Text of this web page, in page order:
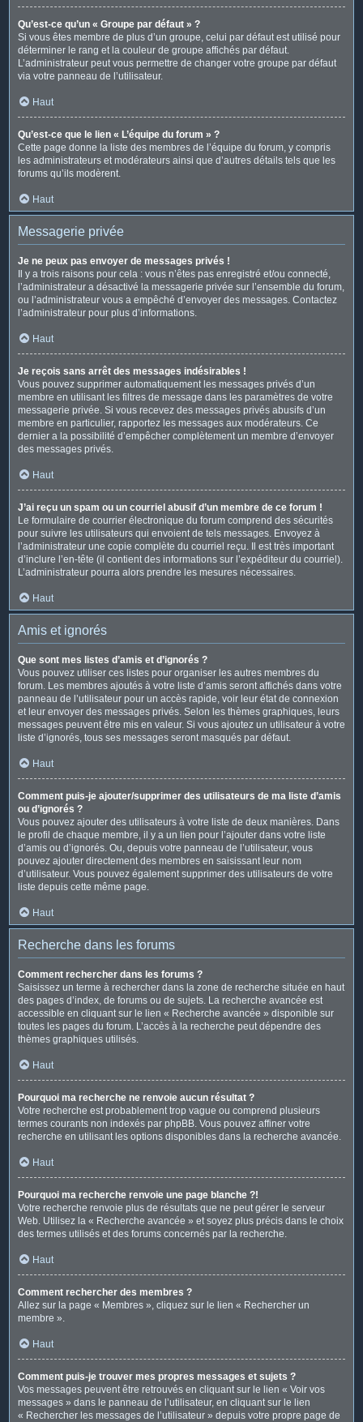
Qu’est-ce qu’un « Groupe par défaut » ?
Si vous êtes membre de plus d’un groupe, celui par défaut est utilisé pour
déterminer le rang et la couleur de groupe affichés par défaut.
L’administrateur peut vous permettre de changer votre groupe par défaut
via votre panneau de l’utilisateur.
Haut
Qu’est-ce que le lien « L’équipe du forum » ?
Cette page donne la liste des membres de l’équipe du forum, y compris
les administrateurs et modérateurs ainsi que d’autres détails tels que les
forums qu’ils modèrent.
Haut
Messagerie privée
Je ne peux pas envoyer de messages privés !
Il y a trois raisons pour cela : vous n’êtes pas enregistré et/ou connecté,
l’administrateur a désactivé la messagerie privée sur l’ensemble du forum,
ou l’administrateur vous a empêché d’envoyer des messages. Contactez
l’administrateur pour plus d’informations.
Haut
Je reçois sans arrêt des messages indésirables !
Vous pouvez supprimer automatiquement les messages privés d’un
membre en utilisant les filtres de message dans les paramètres de votre
messagerie privée. Si vous recevez des messages privés abusifs d’un
membre en particulier, rapportez les messages aux modérateurs. Ce
dernier a la possibilité d’empêcher complètement un membre d’envoyer
des messages privés.
Haut
J’ai reçu un spam ou un courriel abusif d’un membre de ce forum !
Le formulaire de courrier électronique du forum comprend des sécurités
pour suivre les utilisateurs qui envoient de tels messages. Envoyez à
l’administrateur une copie complète du courriel reçu. Il est très important
d’inclure l’en-tête (il contient des informations sur l’expéditeur du courriel).
L’administrateur pourra alors prendre les mesures nécessaires.
Haut
Amis et ignorés
Que sont mes listes d’amis et d’ignorés ?
Vous pouvez utiliser ces listes pour organiser les autres membres du
forum. Les membres ajoutés à votre liste d’amis seront affichés dans votre
panneau de l’utilisateur pour un accès rapide, voir leur état de connexion
et leur envoyer des messages privés. Selon les thèmes graphiques, leurs
messages peuvent être mis en valeur. Si vous ajoutez un utilisateur à votre
liste d’ignorés, tous ses messages seront masqués par défaut.
Haut
Comment puis-je ajouter/supprimer des utilisateurs de ma liste d’amis
ou d’ignorés ?
Vous pouvez ajouter des utilisateurs à votre liste de deux manières. Dans
le profil de chaque membre, il y a un lien pour l’ajouter dans votre liste
d’amis ou d’ignorés. Ou, depuis votre panneau de l’utilisateur, vous
pouvez ajouter directement des membres en saisissant leur nom
d’utilisateur. Vous pouvez également supprimer des utilisateurs de votre
liste depuis cette même page.
Haut
Recherche dans les forums
Comment rechercher dans les forums ?
Saisissez un terme à rechercher dans la zone de recherche située en haut
des pages d’index, de forums ou de sujets. La recherche avancée est
accessible en cliquant sur le lien « Recherche avancée » disponible sur
toutes les pages du forum. L’accès à la recherche peut dépendre des
thèmes graphiques utilisés.
Haut
Pourquoi ma recherche ne renvoie aucun résultat ?
Votre recherche est probablement trop vague ou comprend plusieurs
termes courants non indexés par phpBB. Vous pouvez affiner votre
recherche en utilisant les options disponibles dans la recherche avancée.
Haut
Pourquoi ma recherche renvoie une page blanche ?!
Votre recherche renvoie plus de résultats que ne peut gérer le serveur
Web. Utilisez la « Recherche avancée » et soyez plus précis dans le choix
des termes utilisés et des forums concernés par la recherche.
Haut
Comment rechercher des membres ?
Allez sur la page « Membres », cliquez sur le lien « Rechercher un
membre ».
Haut
Comment puis-je trouver mes propres messages et sujets ?
Vos messages peuvent être retrouvés en cliquant sur le lien « Voir vos
messages » dans le panneau de l’utilisateur, en cliquant sur le lien
« Rechercher les messages de l’utilisateur » depuis votre propre page de